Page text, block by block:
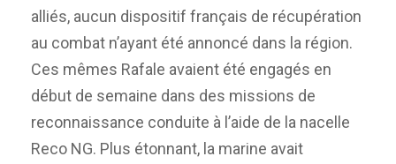
alliés, aucun dispositif français de récupération
au combat n’ayant été annoncé dans la région.
Ces mêmes Rafale avaient été engagés en
début de semaine dans des missions de
reconnaissance conduite à l’aide de la nacelle
Reco NG. Plus étonnant, la marine avait